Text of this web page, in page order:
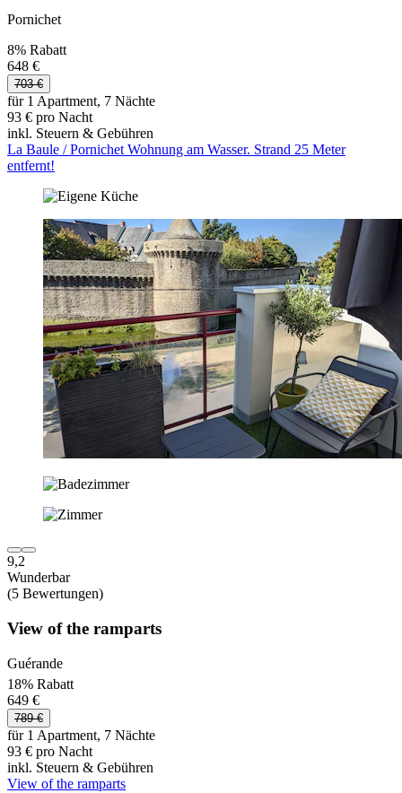
Pornichet
8% Rabatt
648 €
703 €
für 1 Apartment, 7 Nächte
93 € pro Nacht
inkl. Steuern & Gebühren
La Baule / Pornichet Wohnung am Wasser. Strand 25 Meter
entfernt!
9,2
Wunderbar
(5 Bewertungen)
View of the ramparts
Guérande
18% Rabatt
649 €
789 €
für 1 Apartment, 7 Nächte
93 € pro Nacht
inkl. Steuern & Gebühren
View of the ramparts